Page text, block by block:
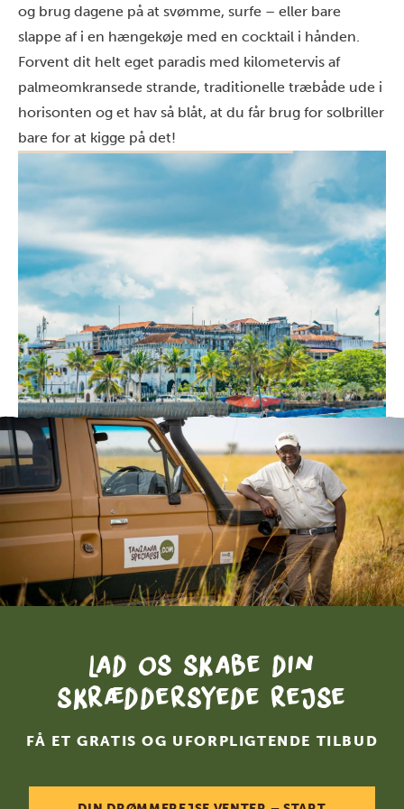
og brug dagene på at svømme, surfe – eller bare
slappe af i en hængekøje med en cocktail i hånden.
Forvent dit helt eget paradis med kilometervis af
palmeomkransede strande, traditionelle træbåde ude i
horisonten og et hav så blåt, at du får brug for solbriller
bare for at kigge på det!
Lad os skabe din
skræddersyede rejse
FÅ ET GRATIS OG UFORPLIGTENDE TILBUD